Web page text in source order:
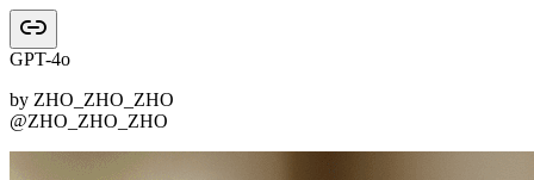
GPT-4o
by ZHO_ZHO_ZHO
@ZHO_ZHO_ZHO